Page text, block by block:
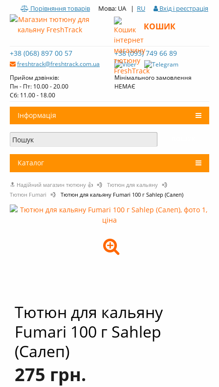
Порівняння товарів Мова: UA | RU Вхід і реєстрація
+38 (068) 897 00 57
freshtrack@freshtrack.com.ua
+38 (093) 749 66 89
Прийом дзвінків:
Пн - Пт: 10.00 - 20.00
Cб: 11.00 - 18.00
Мінімального замовлення
НЕМАЄ
КОШИК
Інформація
Про нас
Доставка і оплата
Огляди тютюну Fresh Track
Каталог
Тютюн для кальяну
Вугілля для кальяну
Комплектуючі для кальяну
Умови опту
🔝 Надійний магазин тютюну 👍 💨 Тютюн для кальяну 💨
Тютюн Fumari 💨 Тютюн для кальяну Fumari 100 г Sahlep (Салеп)
Тютюн для кальяну
Fumari 100 г Sahlep
(Салеп)
275 грн.